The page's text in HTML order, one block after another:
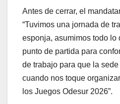
Antes de cerrar, el
“Tuvimos una jornada de
esponja, asumimos todo lo
punto de partida para
de trabajo para que la
cuando nos toque
los Juegos Odesur 2026”.